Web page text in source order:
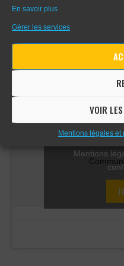
En savoir plus
Gérer les services
VOIR
Mentions légales
Cliquez sur «
Mentions